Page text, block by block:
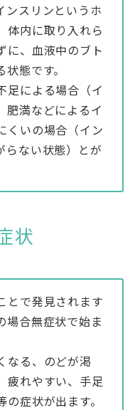
ンスリンというホ
体内に取り入れら
に、血液中のブト
態です。
足による場合（イ
肥満などによるイ
くいの場合（イン
らない状態）とが
状
とで発見されます
場合無症状で始ま
なる、のどが渇
疲れやすい、手足
症状が出ます。